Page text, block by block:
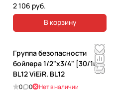
2 106 руб.
В корзину
Группа безопасности
бойлера 1/2"x3/4" [30/1ш]
BL12 ViEiR. BL12
0 0 Нет в наличии